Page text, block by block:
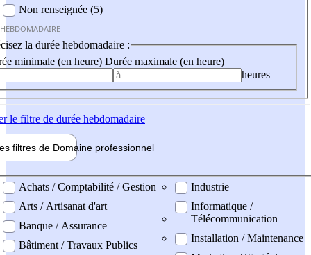
Non renseignée (5)
la durée hebdomadaire :
minimale (en heure) Durée maximale (en heure)
heures
le filtre de durée hebdomadaire
filtres de Domaine professionnel
professionel
Achats / Comptabilité / Gestion
Arts / Artisanat d'art
Banque / Assurance
Bâtiment / Travaux Publics
Industrie
Informatique /
Télécommunication
Installation / Maintenance